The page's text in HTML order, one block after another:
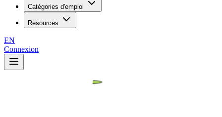
Catégories d'emploi
Resources
EN
Connexion